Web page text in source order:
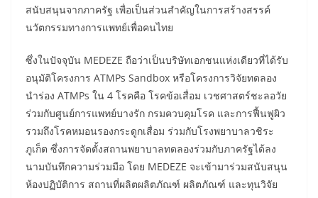
สนับสนุนจากภาครัฐ เพื่อเป็นส่วนสำคัญในการสร้างสรรค์
นวัตกรรมทางการแพทย์เพื่อคนไทย
ซึ่งในปัจจุบัน MEDEZE ถือว่าเป็นบริษัทเอกชนแห่งเดียวที่ได้รับ
อนุมัติโครงการ ATMPs Sandbox หรือโครงการวิจัยทดลอง
นำร่อง ATMPs ใน 4 โรคคือ โรคข้อเสื่อม เวชศาสตร์ชะลอวัย
ร่วมกับศูนย์การแพทย์บางรัก กรมควบคุมโรค และการฟื้นฟูผิว
รวมถึงโรคหมอนรองกระดูกเสื่อม ร่วมกับโรงพยาบาลวชิระ
ภูเก็ต ซึ่งการจัดตั้งสถานพยาบาลทดลองร่วมกับภาครัฐได้ลง
นามบันทึกความร่วมมือ โดย MEDEZE จะเข้ามาร่วมสนับสนุน
ห้องปฏิบัติการ สถานที่ผลิตผลิตภัณฑ์ ผลิตภัณฑ์ และทุนวิจัย